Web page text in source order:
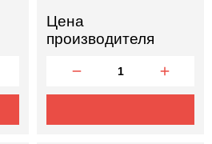
Цена
производителя